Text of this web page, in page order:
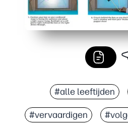
#alle leeftijden
#vervaardigen